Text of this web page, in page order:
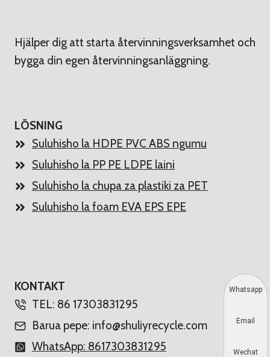
Hjälper dig att starta återvinningsverksamhet och
bygga din egen återvinningsanläggning.
LÖSNING
Suluhisho la HDPE PVC ABS ngumu
Suluhisho la PP PE LDPE laini
Suluhisho la chupa za plastiki za PET
Suluhisho la foam EVA EPS EPE
KONTAKT
TEL: 86 17303831295
Barua pepe: info@shuliyrecycle.com
WhatsApp: 8617303831295
Whatsapp
Email
Wechat